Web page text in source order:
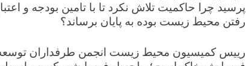
پرسید چرا حاکمیت تلاش نکرد تا با تامین بودجه و
رفتن محیط زیست بوده به پایان برساند؟
رییس کمیسیون محیط زیست انجمن طرفداران